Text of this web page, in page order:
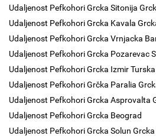
Udaljenost Pefkohori Grcka Sitonija
Udaljenost Pefkohori Grcka Kavala
Udaljenost Pefkohori Grcka Vrnjacka
Udaljenost Pefkohori Grcka Pozarevac
Udaljenost Pefkohori Grcka Izmir Turska
Udaljenost Pefkohori Grčka Paralia
Udaljenost Pefkohori Grcka Asprovalta
Udaljenost Pefkohori Grcka Beograd
Udaljenost Pefkohori Grcka Solun Grcka